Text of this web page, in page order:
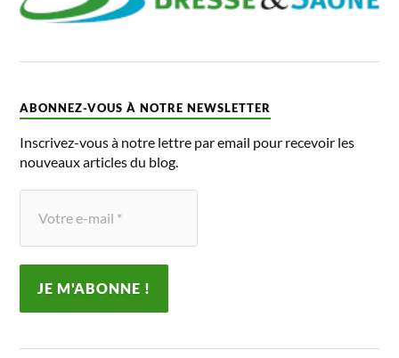
ABONNEZ-VOUS À NOTRE NEWSLETTER
Inscrivez-vous à notre lettre par email pour recevoir les
nouveaux articles du blog.